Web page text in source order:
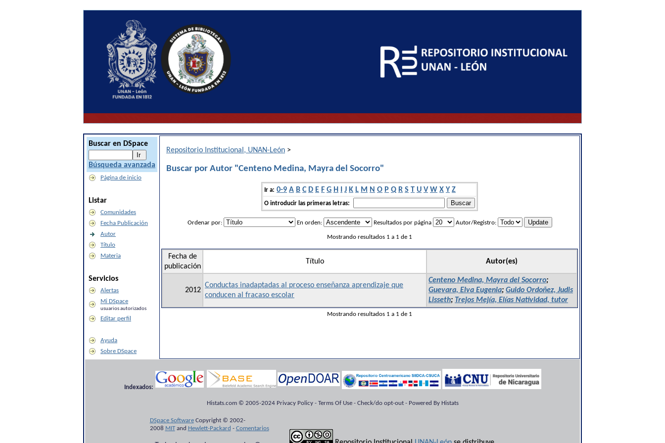
Buscar en DSpace
Búsqueda avanzada
Página de inicio
Listar
Comunidades
Fecha Publicación
Autor
Título
Materia
Servicios
Alertas
Mi DSpace
usuarios autorizados
Editar perfil
Ayuda
Sobre DSpace
Repositorio Institucional, UNAN-León >
Buscar por Autor "Centeno Medina, Mayra del Socorro"
Ir a: 0-9 A B C D E F G H I J K L M N O P Q R S T U V W X Y Z
O introducir las primeras letras:
Ordenar por: En orden: Resultados por página Autor/Registro:
Mostrando resultados 1 a 1 de 1
Fecha de
publicación
Título Autor(es)
2012
Conductas inadaptadas al proceso enseñanza aprendizaje que
conducen al fracaso escolar
Centeno Medina, Mayra del Socorro;
Guevara, Elva Eugenia; Guido Ordoñez, Judis
Lisseth; Trejos Mejía, Elías Natividad, tutor
Mostrando resultados 1 a 1 de 1
Indexados:
Histats.com © 2005-2024 Privacy Policy - Terms Of Use - Check/do opt-out - Powered By Histats
DSpace SoftwareCopyright © 2002-
2008 MITand Hewlett-Packard - Comentarios